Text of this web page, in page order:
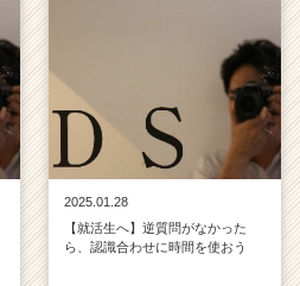
2025.01.28
【就活生へ】逆質問がなかった
ら、認識合わせに時間を使おう